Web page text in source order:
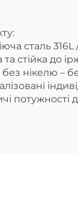
сталь 316L
стійка до
без нікелю –
потужності